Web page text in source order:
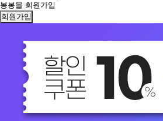
봉봉몰 회원가입
회원가입